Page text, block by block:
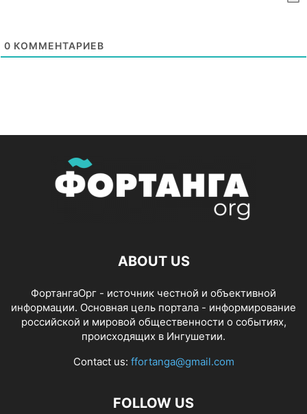
0 КОММЕНТАРИЕВ
ABOUT US
ФортангаОрг - источник честной и объективной
информации. Основная цель портала - информирование
российской и мировой общественности о событиях,
происходящих в Ингушетии.
Contact us: ffortanga@gmail.com
FOLLOW US